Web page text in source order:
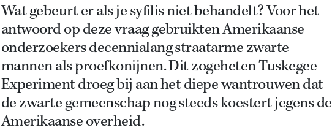
Wat gebeurt er als je syfilis niet behandelt? Voor het
antwoord op deze vraag gebruikten Amerikaanse
onderzoekers decennialang straatarme zwarte
mannen als proefkonijnen. Dit zogeheten Tuskegee
Experiment droeg bij aan het diepe wantrouwen dat
de zwarte gemeenschap nog steeds koestert jegens de
Amerikaanse overheid.